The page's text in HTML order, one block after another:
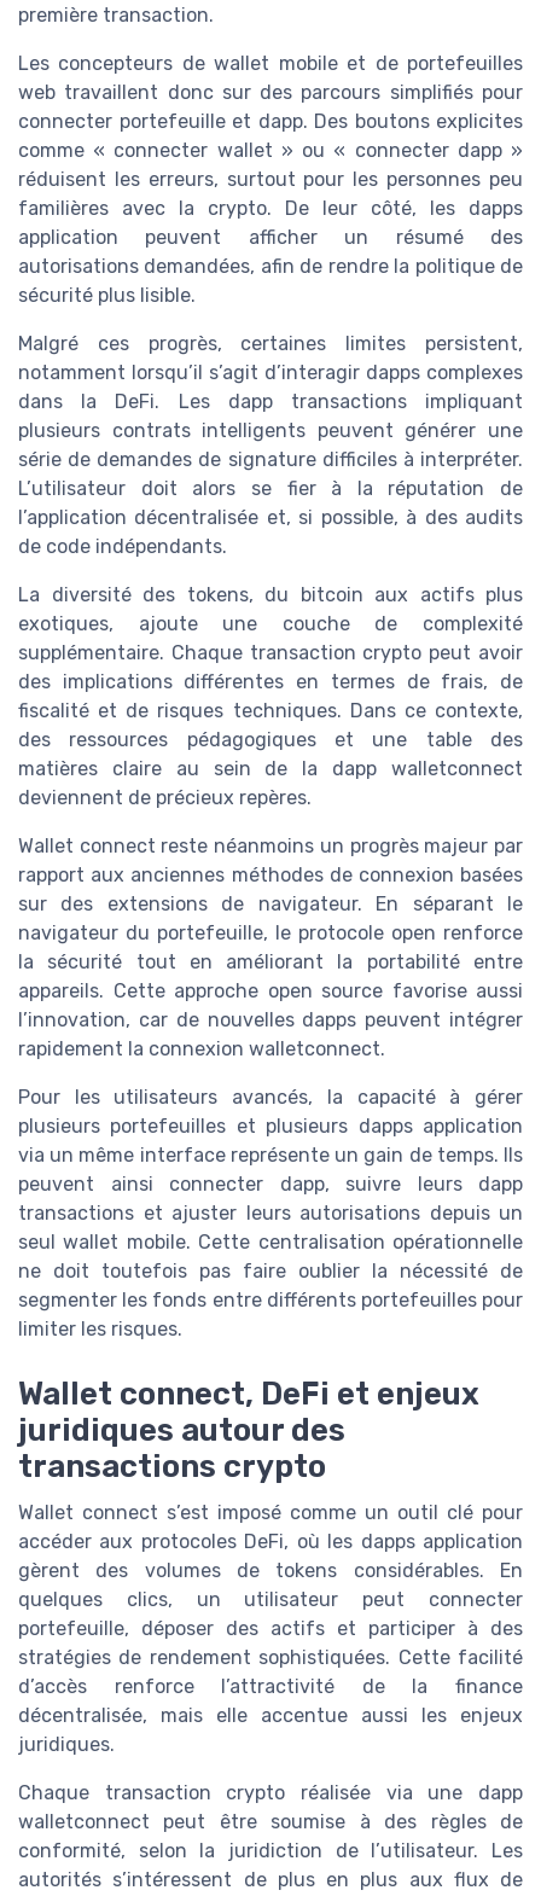
première transaction.
Les concepteurs de wallet mobile et de portefeuilles
web travaillent donc sur des parcours simplifiés pour
connecter portefeuille et dapp. Des boutons explicites
comme « connecter wallet » ou « connecter dapp »
réduisent les erreurs, surtout pour les personnes peu
familières avec la crypto. De leur côté, les dapps
application peuvent afficher un résumé des
autorisations demandées, afin de rendre la politique de
sécurité plus lisible.
Malgré ces progrès, certaines limites persistent,
notamment lorsqu’il s’agit d’interagir dapps complexes
dans la DeFi. Les dapp transactions impliquant
plusieurs contrats intelligents peuvent générer une
série de demandes de signature difficiles à interpréter.
L’utilisateur doit alors se fier à la réputation de
l’application décentralisée et, si possible, à des audits
de code indépendants.
La diversité des tokens, du bitcoin aux actifs plus
exotiques, ajoute une couche de complexité
supplémentaire. Chaque transaction crypto peut avoir
des implications différentes en termes de frais, de
fiscalité et de risques techniques. Dans ce contexte,
des ressources pédagogiques et une table des
matières claire au sein de la dapp walletconnect
deviennent de précieux repères.
Wallet connect reste néanmoins un progrès majeur par
rapport aux anciennes méthodes de connexion basées
sur des extensions de navigateur. En séparant le
navigateur du portefeuille, le protocole open renforce
la sécurité tout en améliorant la portabilité entre
appareils. Cette approche open source favorise aussi
l’innovation, car de nouvelles dapps peuvent intégrer
rapidement la connexion walletconnect.
Pour les utilisateurs avancés, la capacité à gérer
plusieurs portefeuilles et plusieurs dapps application
via un même interface représente un gain de temps. Ils
peuvent ainsi connecter dapp, suivre leurs dapp
transactions et ajuster leurs autorisations depuis un
seul wallet mobile. Cette centralisation opérationnelle
ne doit toutefois pas faire oublier la nécessité de
segmenter les fonds entre différents portefeuilles pour
limiter les risques.
Wallet connect, DeFi et enjeux
juridiques autour des
transactions crypto
Wallet connect s’est imposé comme un outil clé pour
accéder aux protocoles DeFi, où les dapps application
gèrent des volumes de tokens considérables. En
quelques clics, un utilisateur peut connecter
portefeuille, déposer des actifs et participer à des
stratégies de rendement sophistiquées. Cette facilité
d’accès renforce l’attractivité de la finance
décentralisée, mais elle accentue aussi les enjeux
juridiques.
Chaque transaction crypto réalisée via une dapp
walletconnect peut être soumise à des règles de
conformité, selon la juridiction de l’utilisateur. Les
autorités s’intéressent de plus en plus aux flux de